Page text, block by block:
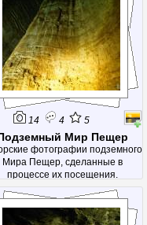
14 4 5
Мир Пещер
фотографии подземного
Мира Пещер, сделанные в
процессе их посещения.